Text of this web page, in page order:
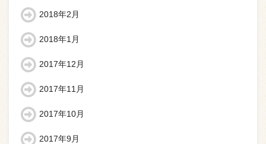
2018年2月
2018年1月
2017年12月
2017年11月
2017年10月
2017年9月